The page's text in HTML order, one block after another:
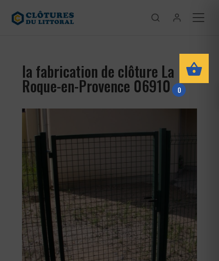
la fabrication de clôture La
Roque-en-Provence 06910 0